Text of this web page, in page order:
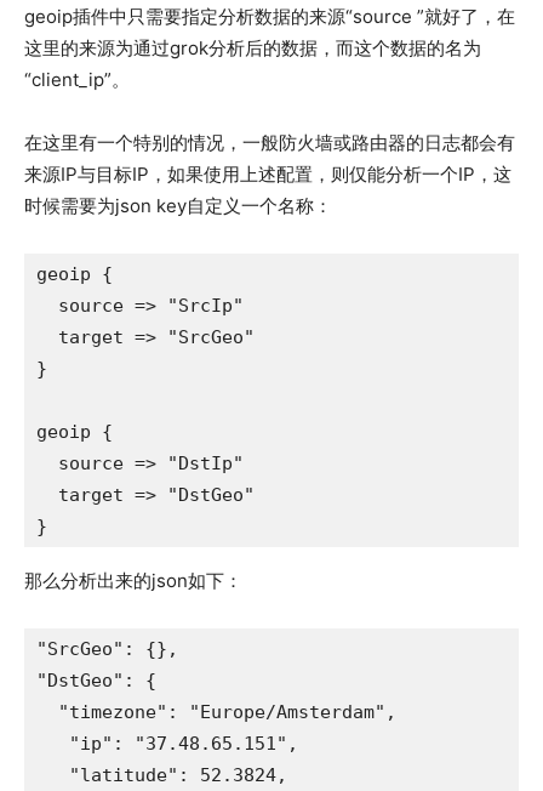
geoip插件中只需要指定分析数据的来源“source ”就好了，在
这里的来源为通过grok分析后的数据，而这个数据的名为
“client_ip”。
在这里有一个特别的情况，一般防火墙或路由器的日志都会有
来源IP与目标IP，如果使用上述配置，则仅能分析一个IP，这
时候需要为json key自定义一个名称：
geoip {
  source => "SrcIp"
  target => "SrcGeo"
}
geoip {
  source => "DstIp"
  target => "DstGeo"
}
那么分析出来的json如下：
"SrcGeo": {},
"DstGeo": {
  "timezone": "Europe/Amsterdam",
   "ip": "37.48.65.151",
   "latitude": 52.3824,